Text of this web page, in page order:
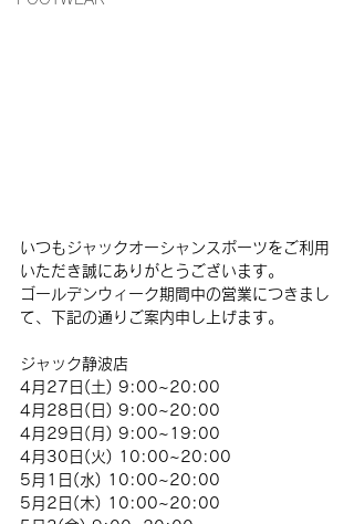
いつもジャックオーシャンスポーツをご利用
いただき誠にありがとうございます。
ゴールデンウィーク期間中の営業につきまし
て、下記の通りご案内申し上げます。
ジャック静波店
4月27日(土) 9:00~20:00
4月28日(日) 9:00~20:00
4月29日(月) 9:00~19:00
4月30日(火) 10:00~20:00
5月1日(水) 10:00~20:00
5月2日(木) 10:00~20:00